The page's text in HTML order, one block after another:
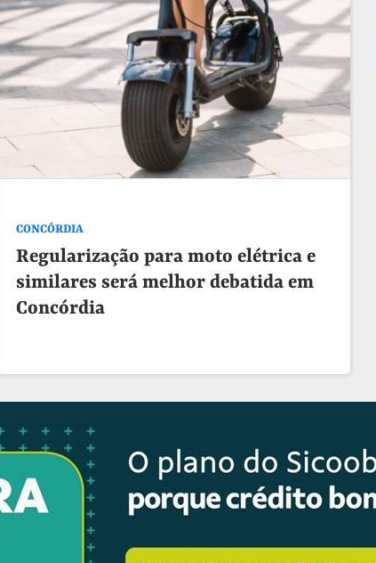
CONCÓRDIA
Regularização para moto elétrica e
similares será melhor debatida em
Concórdia